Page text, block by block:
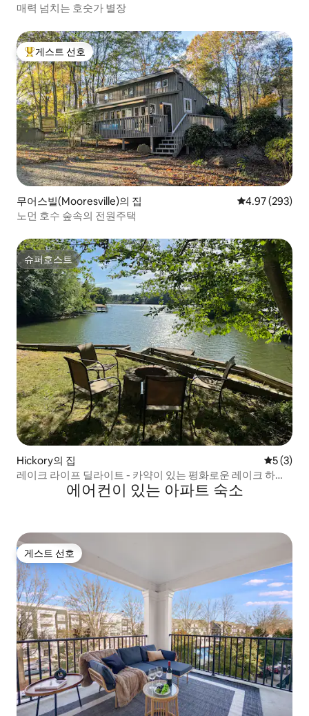
매력 넘치는 호숫가 별장
상위 게스트 선호
게스트 선호
무어스빌(Mooresville)의 집 평점 4.97점(5
4.97 (293)
노먼 호수 숲속의 전원주택
슈퍼호스트
슈퍼호스트
Hickory의 집 평점 5점
5 (3)
레이크 라이프 딜라이트 - 카약이 있는 평화로운 레이크 하우
에어컨이 있는 아파트 숙소
게스트 선호
게스트 선호